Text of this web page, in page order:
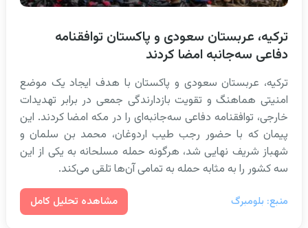
ترکیه، عربستان سعودی و پاکستان توافقنامه
دفاعی سه‌جانبه امضا کردند
ترکیه، عربستان سعودی و پاکستان با هدف ایجاد یک موضع
امنیتی هماهنگ و تقویت بازدارندگی جمعی در برابر تهدیدات
خارجی، توافقنامه دفاعی سه‌جانبه‌ای را در مکه امضا کردند. این
پیمان که با حضور رجب طیب اردوغان، محمد بن سلمان و
شهباز شریف نهایی شد، هرگونه حمله مسلحانه به یکی از این
سه کشور را به مثابه حمله به تمامی آن‌ها تلقی می‌کند.
منبع: بلومبرگ مشاهده تحلیل کامل